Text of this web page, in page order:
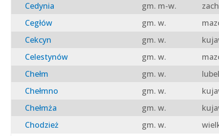
Cedynia
gm. m-w.
Cegłów
gm. w.
Cekcyn
gm. w.
Celestynów
gm. w.
Chełm
gm. w.
Chełmno
gm. w.
Chełmża
gm. w.
Chodzież
gm. w.